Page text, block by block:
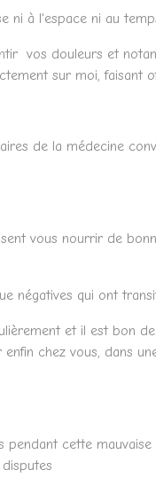
ni à l'espace ni au
vos douleurs et
sur moi, faisant
de la médecine
vous nourrir de
négatives qui ont
et il est bon
chez vous, dans
pendant cette